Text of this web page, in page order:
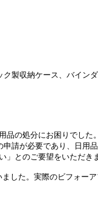
製収納ケース、バイン
品の処分にお困りでし
請が必要であり、日用
とのご要望をいただき
した。実際のビフォーア